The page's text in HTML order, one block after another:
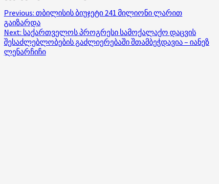
Post
navigation
Previous: თბილისის ბიუჯეტი 241 მილიონი ლარით
გაიზარდა
Next: საქართველოს პროგრესი სამოქალაქო დაცვის
შესაძლებლობების გაძლიერებაში შთამბეჭდავია – იანეზ
ლენარჩიჩი